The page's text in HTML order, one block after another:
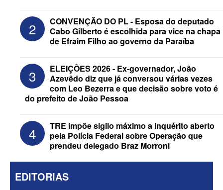
Federação Brasil da Esperança decide
nesta terça apoio ao Governo; PT E
PCdoB apostam em Lucas
2
CONVENÇÃO DO PL - Esposa do deputado
Cabo Gilberto é escolhida para vice na chapa
de Efraim Filho ao governo da Paraíba
3
ELEIÇÕES 2026 - Ex-governador, João
Azevêdo diz que já conversou várias vezes
com Leo Bezerra e que decisão sobre voto é
do prefeito de João Pessoa
4
TRE impõe sigilo máximo a inquérito aberto
pela Polícia Federal sobre Operação que
prendeu delegado Braz Morroni
EDITORIAS